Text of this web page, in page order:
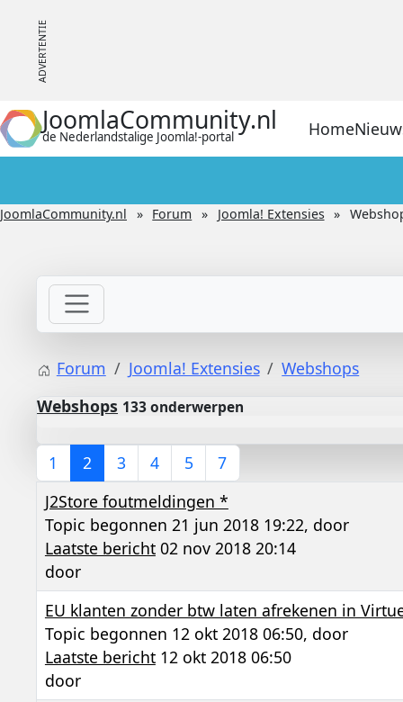
JoomlaCommunity.nl
de Nederlandstalige Joomla!-portal Home
JoomlaCommunity.nl Forum Joomla! Extensies
Forum Joomla! Extensies
Webshops
Webshops 133 onderwerpen
1 2 3 4 5
7
J2Store foutmeldingen *
Topic begonnen 21 jun 2018 19:22, door
Laatste bericht02 nov 2018 20:14
door
EU klanten zonder btw laten afrekenen in
Topic begonnen 12 okt 2018 06:50, door
Laatste bericht12 okt 2018 06:50
door